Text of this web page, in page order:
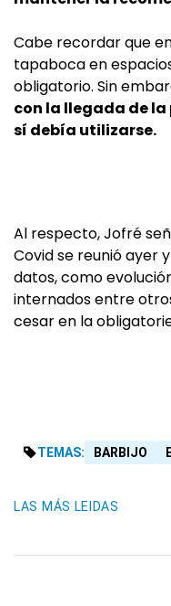
Cabe recordar que
tapaboca en
obligatorio. Sin
con la llegada de
sí debía utilizarse.
Al respecto, Jofré
Covid se reunió ayer
datos, como
internados entre
cesar en la
TEMAS: BARBIJO
LAS MÁS LEIDAS